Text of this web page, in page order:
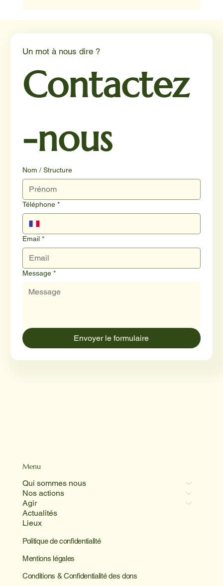
Menu
Qui sommes nous
Nos actions
Agir
Actualités
Lieux
Politique de confidentialité
Mentions légales
Conditions & Confidentialité des dons
Un mot à nous dire ?
Contactez
-nous
Nom / Structure
Téléphone *
Email *
Message *
Envoyer le formulaire